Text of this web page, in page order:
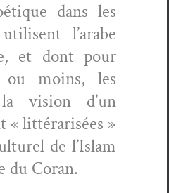
dans les
l’arabe
et dont pour
moins, les
vision d’un
« lit­térarisées »
de l’Islam
du Coran.